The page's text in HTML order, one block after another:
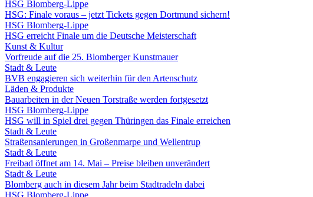
HSG Blomberg-Lippe
HSG: Finale voraus – jetzt Tickets gegen Dortmund sichern!
HSG Blomberg-Lippe
HSG erreicht Finale um die Deutsche Meisterschaft
Kunst & Kultur
Vorfreude auf die 25. Blomberger Kunstmauer
Stadt & Leute
BVB engagieren sich weiterhin für den Artenschutz
Läden & Produkte
Bauarbeiten in der Neuen Torstraße werden fortgesetzt
HSG Blomberg-Lippe
HSG will in Spiel drei gegen Thüringen das Finale erreichen
Stadt & Leute
Straßensanierungen in Großenmarpe und Wellentrup
Stadt & Leute
Freibad öffnet am 14. Mai – Preise bleiben unverändert
Stadt & Leute
Blomberg auch in diesem Jahr beim Stadtradeln dabei
HSG Blomberg-Lippe